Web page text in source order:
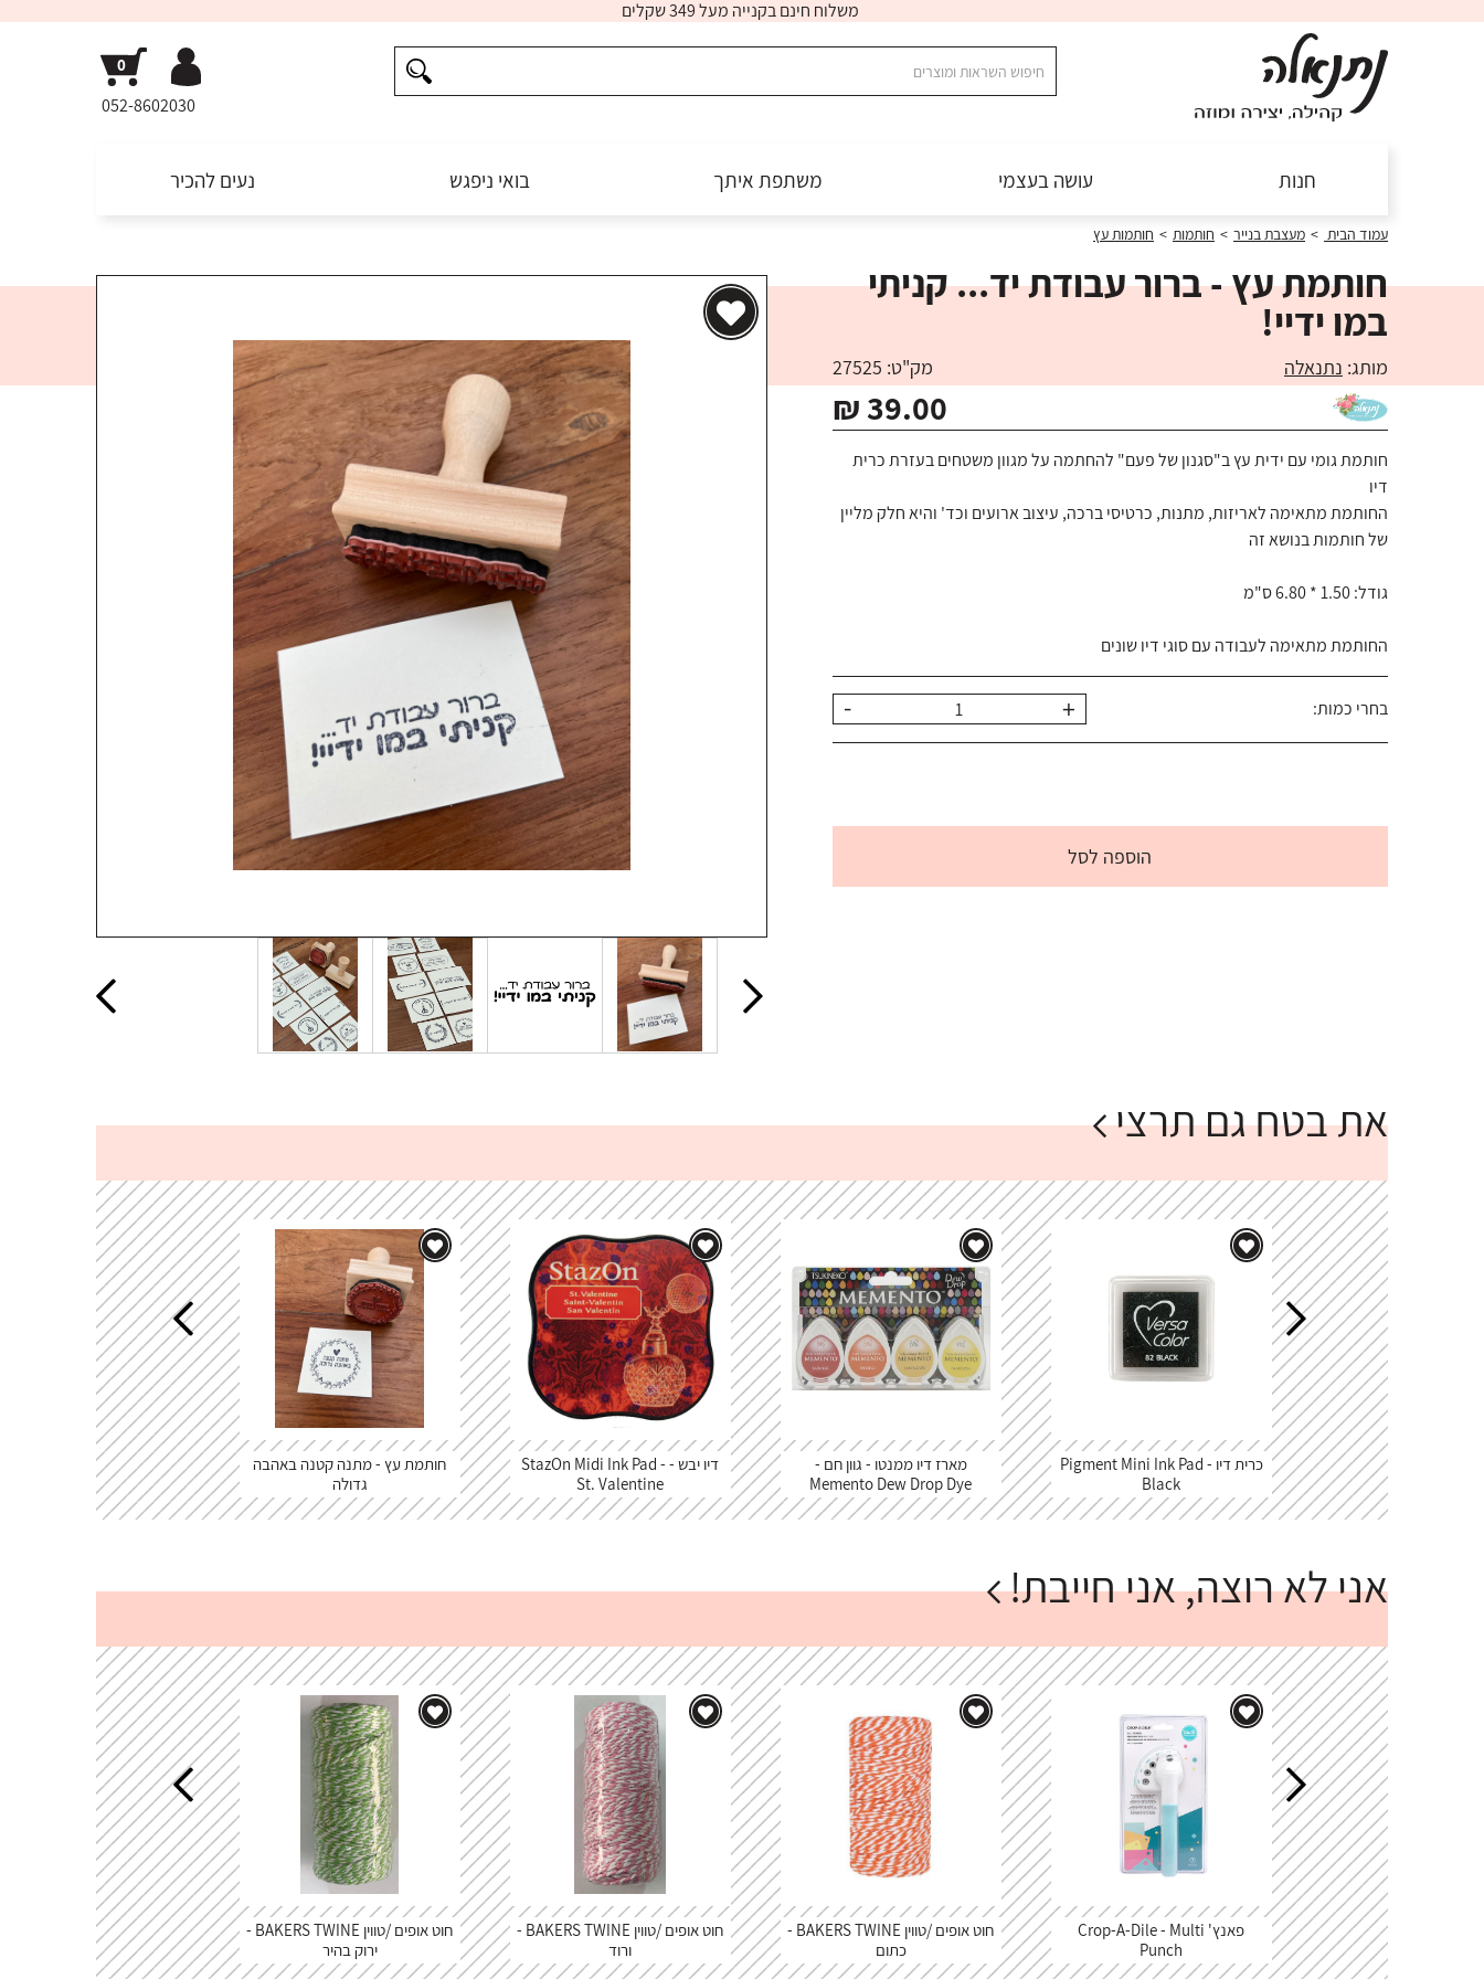
052-8602030
חנות עושה בעצמי משתפת איתך בואי ניפגש נעים להכיר
עמוד הבית > מעצבת בנייר > חותמות > חותמות עץ
חותמת עץ - ברור עבודת יד... קניתי
במו ידיי!
מותג: נתנאלה מק"ט: 27525
₪ 39.00
חותמת גומי עם ידית עץ ב"סגנון של פעם" להחתמה על מגוון משטחים בעזרת כרית
דיו
החותמת מתאימה לאריזות, מתנות, כרטיסי ברכה, עיצוב ארועים וכד' והיא חלק מליין
של חותמות בנושא זה
גודל: 1.50 * 6.80 ס"מ
החותמת מתאימה לעבודה עם סוגי דיו שונים
בחרי כמות: +
-
הוספה לסל
את בטח גם תרצי
כרית דיו Pigment Mini Ink Pad -
Black
מארז דיו ממנטו - גוון חם -
Memento Dew Drop Dye
דיו יבש - StazOn Midi Ink Pad -
St. Valentine
חותמת עץ - מתנה קטנה באהבה
גדולה
חותמת עץ - עכשיו זה הזמן
אני לא רוצה, אני חייבת!
פאנץ' Crop-A-Dile - Multi
Punch
חוט אופים /טווין BAKERS TWINE -
כתום
חוט אופים /טווין BAKERS TWINE -
ורוד
חוט אופים /טווין BAKERS TWINE -
ירוק בהיר
מארז דפי קארדסטוק 12" - קראפט